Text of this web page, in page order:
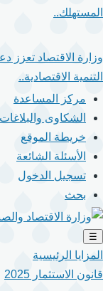
المستهلك..
وزارة الاقتصاد تعزز
التنمية الاقتصادية..
مركز المساعدة
الشكاوى والبلاغات
خريطة الموقع
الأسئلة الشائعة
تسجيل الدخول
بحث
☰
المزايا الرئيسية
قانون الاستثمار 2025